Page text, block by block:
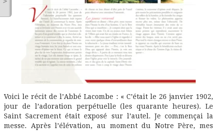
Voici le récit de l’Abbé Lacombe : « C’était le 26 janvier 1902,
jour de l’adoration perpétuelle (les quarante heures). Le
Saint Sacrement était exposé sur l’autel. Je commençai la
messe. Après l’élévation, au moment du Notre Père, mes